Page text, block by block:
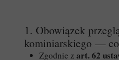
1. Obowiązek
kominiarskiego —
Zgodnie z art. 62